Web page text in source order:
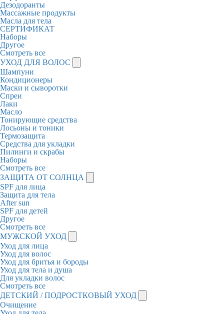
Дезодоранты
Массажные продукты
Масла для тела
СЕРТИФИКАТ
Наборы
Другое
Смотреть все
УХОД ДЛЯ ВОЛОС
Шампуни
Кондиционеры
Маски и сыворотки
Спреи
Лаки
Масло
Тонирующие средства
Лосьоны и тоники
Термозащита
Средства для укладки
Пилинги и скрабы
Наборы
Смотреть все
ЗАЩИТА ОТ СОЛНЦА
SPF для лица
Защита для тела
After sun
SPF для детей
Другое
Смотреть все
МУЖСКОЙ УХОД
Уход для лица
Уход для волос
Уход для бритья и бороды
Уход для тела и душа
Для укладки волос
Смотреть все
ДЕТСКИЙ / ПОДРОСТКОВЫЙ УХОД
Очищение